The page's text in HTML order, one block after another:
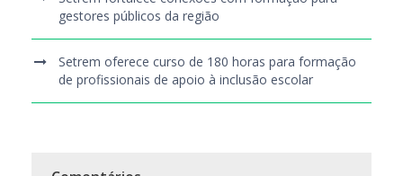
gestores públicos da região
Setrem oferece curso de 180 horas para formação
de profissionais de apoio à inclusão escolar